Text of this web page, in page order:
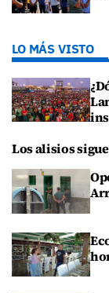
LO MÁS VISTO
Los alisios